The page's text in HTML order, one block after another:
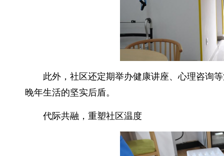
此外，社区还定期举办健康讲座、心理咨询
晚年生活的坚实后盾。
代际共融，重塑社区温度